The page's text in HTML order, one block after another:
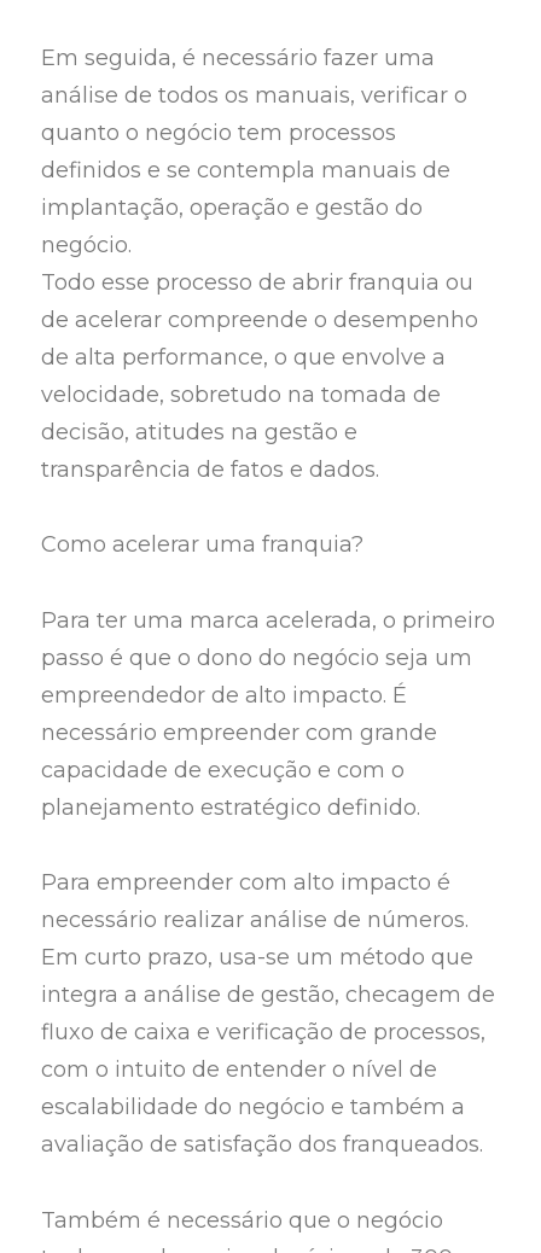
Em seguida, é necessário fazer uma
análise de todos os manuais, verificar o
quanto o negócio tem processos
definidos e se contempla manuais de
implantação, operação e gestão do
negócio.
Todo esse processo de abrir franquia ou
de acelerar compreende o desempenho
de alta performance, o que envolve a
velocidade, sobretudo na tomada de
decisão, atitudes na gestão e
transparência de fatos e dados.
Como acelerar uma franquia?
Para ter uma marca acelerada, o primeiro
passo é que o dono do negócio seja um
empreendedor de alto impacto. É
necessário empreender com grande
capacidade de execução e com o
planejamento estratégico definido.
Para empreender com alto impacto é
necessário realizar análise de números.
Em curto prazo, usa-se um método que
integra a análise de gestão, checagem de
fluxo de caixa e verificação de processos,
com o intuito de entender o nível de
escalabilidade do negócio e também a
avaliação de satisfação dos franqueados.
Também é necessário que o negócio